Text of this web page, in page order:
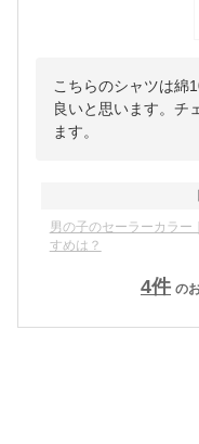
こちらのシャツは綿
良いと思います。チ
ます。
男の子のセーラーカラー
すめは？
4件 の